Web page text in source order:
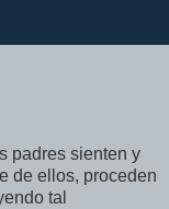
padres sienten y
de ellos, proceden
tal